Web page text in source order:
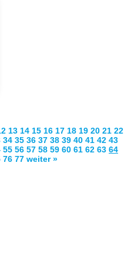
13 14 15 16 17 18 19 20 21 22
34 35 36 37 38 39 40 41 42 43
55 56 57 58 59 60 61 62 63 64
76 77 weiter »